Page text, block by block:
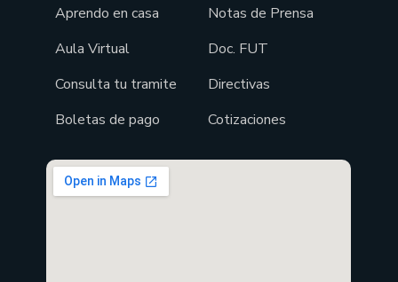
Aprendo en casa
Aula Virtual
Consulta tu tramite
Boletas de pago
Notas de Prensa
Doc. FUT
Directivas
Cotizaciones